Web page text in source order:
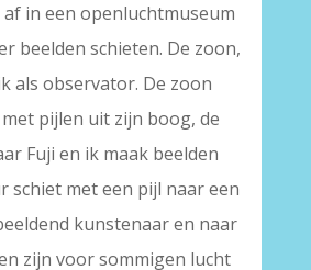
in een openluchtmuseum
beelden schieten. De zoon,
als observator. De zoon
pijlen uit zijn boog, de
Fuji en ik maak beelden
schiet met een pijl naar een
kunstenaar en naar
zijn voor sommigen lucht